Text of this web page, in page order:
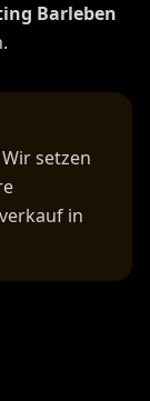
Barleben
Wir setzen
in